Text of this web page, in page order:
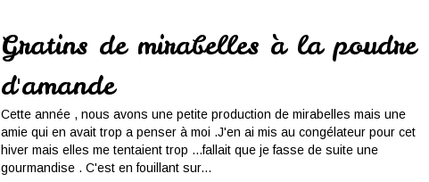
Gratins de mirabelles à la poudre
d'amande
Cette année , nous avons une petite production de mirabelles mais une
amie qui en avait trop a penser à moi .J'en ai mis au congélateur pour cet
hiver mais elles me tentaient trop ...fallait que je fasse de suite une
gourmandise . C'est en fouillant sur...